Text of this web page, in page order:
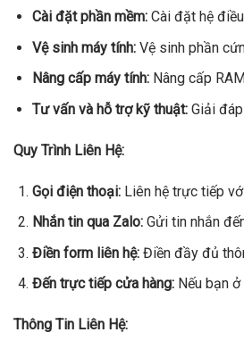
Cài đặt phần mềm:Cài đặt hệ
Vệ sinh máy tính:Vệ sinh phần
Nâng cấp máy tính:Nâng cấp
Tư vấn và hỗ trợ kỹ thuật:Giải đáp
Quy Trình Liên Hệ:
Gọi điện thoại:Liên hệ trực tiếp
Nhắn tin qua Zalo:Gửi tin nhắn
Điền form liên hệ:Điền đầy đủ
Đến trực tiếp cửa hàng:Nếu bạn ở
Thông Tin Liên Hệ: